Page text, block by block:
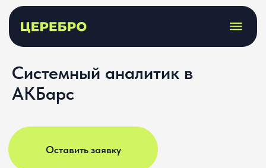
Системный аналитик в
АКБарс
Оставить заявку